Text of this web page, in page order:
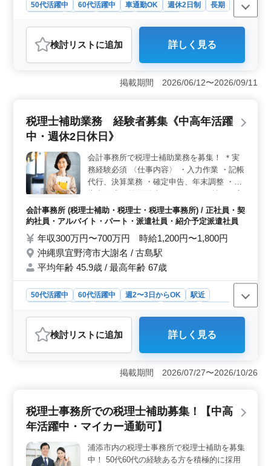
50代活躍中 60代活躍中 車通勤OK 週休2日制
長期
おすすめポイント
＜ワークライフバランス＞ 完全週休2日制で、土日祝日
が休みなので、仕事とプライベートの両立がしやすい環
境です。さらに、夏季や年末年始の長期休暇もあり、計
画的にリフレッシュできます。残業は月10時間程度と少
グの業務を通じて、専門的なスキルを磨けます。資格取
得のサポートもあるため、キャリアアップを目指す方に
が整っています。 ＜多様な働き方＞ 車通勤が可能
で無料駐車場も完備されています。正社員や契約社員の
雇用形態が選べるため、個々のライフスタイルに合わせ
た働き方が可能です。幅広い年代のスタッフが勤務して
検討リスト に追加 詳しく見る
掲載期間 2026/06/12〜2026/09/11
税理士補助業務 経験者募集《中高年活躍
中・週休2日休日》
会計事務所で税理士補助業務を募集！ ＊実
務経験必須 〈仕事内容〉 ・入力作業 ・記帳
代行、決算業務 ・確定申告、年末調整 ・申
様を担当して頂きます。 〈事務所の雰囲
気〉 ・従業員数：10人前後 ・アットホーム
い職場 〈特徴〉 ・お客様は従業員20名以下
の中小企業がメインです。 ・残業が滅多に
ない会社なので、プライベートの時間が確保
しやすいです。(繁忙期を除く) 税理士の方優
遇致します。
会計事務所 (税理士補助・税理士・税理士事務所) / 正社員・契
約社員・アルバイト・パート・派遣社員・紹介予定派遣社員
年収300万円〜700万円 時給1,200円〜1,800円
沖縄県宜野湾市大謝名 / 古島駅
平均年齢 45.9歳 / 最高年齢 67歳
50代活躍中 60代活躍中 週2〜3日からOK
駅近
紹介予定派遣社員
アルバイト・パート
会計事務所
おすすめポイント
＜職種の安定性＞ 会計事務所は中小企業の支援に従事
業が少なく、プライベートの時間を大切にできます。ア
ットホームな職場環境で女性にも働きやすい雰囲気で
す。 ＜キャリア・給与＞ 実務経験を積み、税理士
700万円、パートは時給1200円〜1800円が可能です。
検討リスト に追加 詳しく見る
掲載期間 2026/07/27〜2026/10/26
税理士事務所での税理士補助募集！【中高
年活躍中・マイカー通勤可】
浦添市内の税理士事務所で税理士補助を募集
中！ 50代60代の経験ある方を積極的に採用